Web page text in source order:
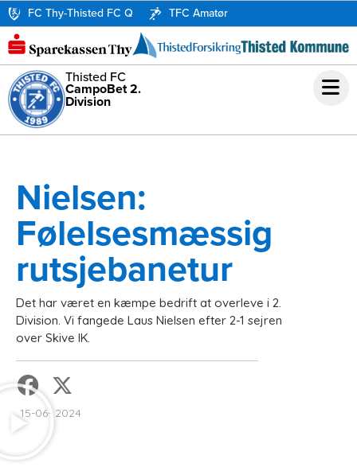
FC Thy-Thisted FC Q TFC Amatør
Thisted FC
CampoBet 2.
Division
Nielsen:
Følelsesmæssig
rutsjebanetur
Det har været en kæmpe bedrift at overleve i 2.
Division. Vi fangede Laus Nielsen efter 2-1 sejren
over Skive IK.
15-06- 2024